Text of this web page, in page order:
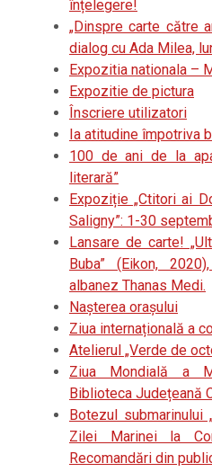
înțelegere!
„Dinspre carte către
dialog cu Ada Milea,
Expozitia nationala –
Expozitie de pictura
Înscriere utilizatori
Ia atitudine împotriva
100 de ani de la
literară”
Expoziție „Ctitori ai
Saligny”: 1-30
Lansare de carte!
Buba” (Eikon,
albanez Thanas Medi.
Nașterea orașului
Ziua internațională a
Atelierul „Verde de
Ziua Mondială a
Biblioteca Județeană
Botezul submarinului
Zilei Marinei la
Recomandări din